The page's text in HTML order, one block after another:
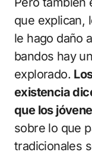
que explican,
le hago daño
bandos hay
explorado.
existencia
que los
sobre lo que
tradicionales